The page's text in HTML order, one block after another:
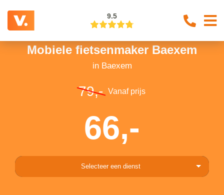
9.5
Mobiele fietsenmaker Baexem
in Baexem
79,- Vanaf prijs
66,-
Selecteer een dienst